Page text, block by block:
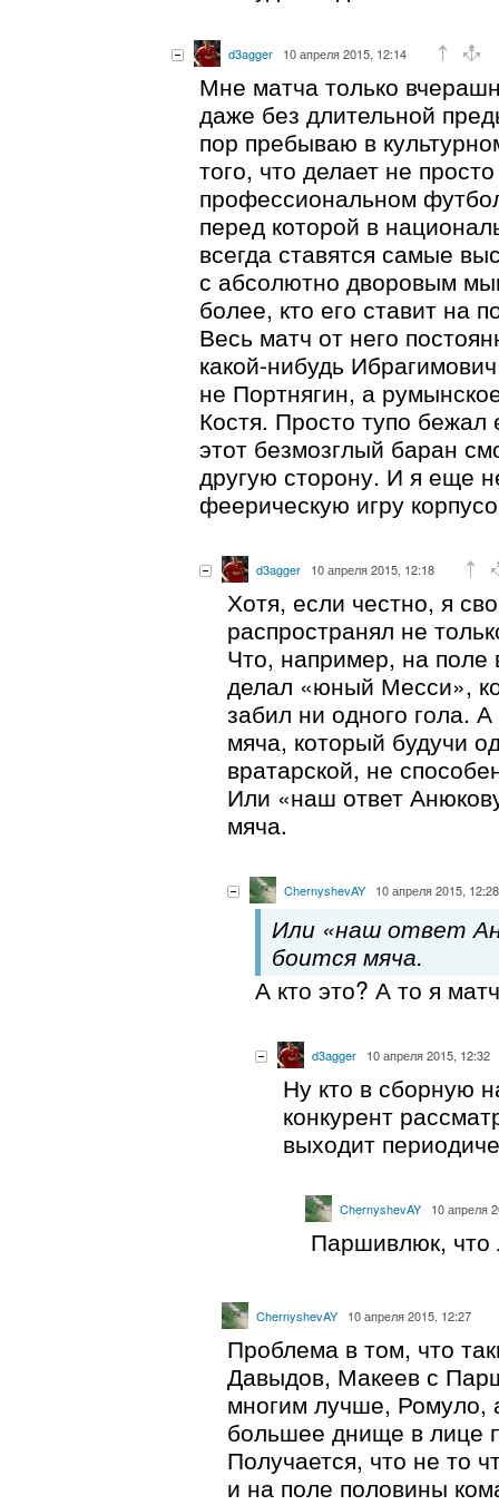
d3agger 10 апреля 2015, 12:14
Мне матча только
даже без длительной
пор пребываю в
того, что делает не
профессиональном
перед которой в
всегда ставятся самые
с абсолютно дворовым
более, кто его ставит на
Весь матч от него
какой-нибудь
не Портнягин, а
Костя. Просто тупо бежал
этот безмозглый баран
другую сторону. И я еще
феерическую игру
d3agger 10 апреля 2015, 12:18
Хотя, если честно, я
распространял не
Что, например, на поле
делал «юный Месси»,
забил ни одного гола. А
мяча, который будучи
вратарской, не
Или «наш ответ
мяча.
ChernyshevAY 10 апреля 2015, 12:28
Или «наш ответ
боится мяча.
А кто это? А то я
d3agger 10 апреля 2015, 12:32
Ну кто в сборную
конкурент
выходит
ChernyshevAY 10 апреля
Паршивлюк, что
ChernyshevAY 10 апреля 2015, 12:27
Проблема в том, что
Давыдов, Макеев с
многим лучше, Ромуло,
большее днище в лице
Получается, что не то
и на поле половины